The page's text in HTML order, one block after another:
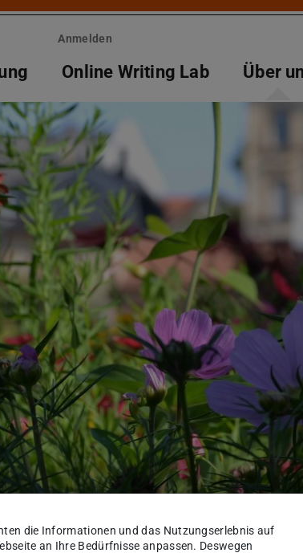
Anmelden
Online Writing Lab Über
die Informationen und das Nutzungserlebnis auf
an Ihre Bedürfnisse anpassen. Deswegen